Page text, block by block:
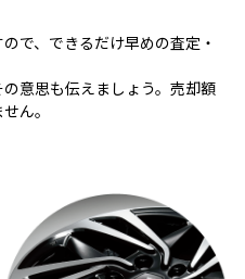
で、できるだけ早めの査定・
意思も伝えましょう。売却額
ん。